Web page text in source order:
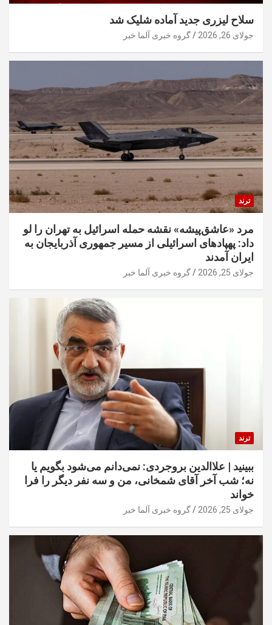
سلاح لیزری جدید آماده شلیک شد
جولای 26, 2026 گروه خبری آلما خبر
ترند
مرد «عاشق‌پیشه» نقشه حمله اسرائیل به تهران را لو
داد: پهپادهای اسرائیلی از مسیر جمهوری آذربایجان به
ایران آمدند
جولای 25, 2026 گروه خبری آلما خبر
ترند
ببینید | علاالدین بروجردی: نمی‌دانم می‌شود بگویم یا
نه؛ شب آخر آقای شمخانی، من و سه نفر دیگر را فرا
خواند
جولای 25, 2026 گروه خبری آلما خبر